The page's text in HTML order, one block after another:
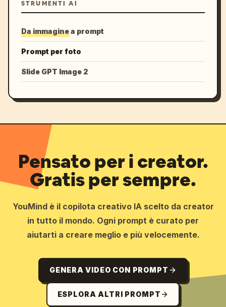
STRUMENTI AI
Da immagine a prompt
Prompt per foto
Slide GPT Image 2
Pensato per i creator.
Gratis per sempre.
YouMind è il copilota creativo IA scelto da creator
in tutto il mondo. Ogni prompt è curato per
aiutarti a creare meglio e più velocemente.
GENERA VIDEO CON PROMPT
ESPLORA ALTRI PROMPT